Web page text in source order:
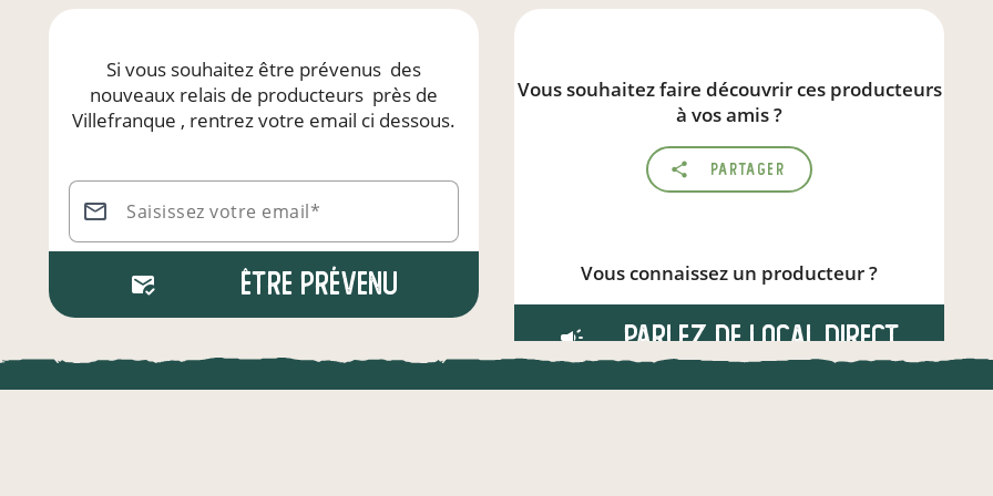
Si vous souhaitez être prévenus des
nouveaux relais de producteurs près de
Villefranque , rentrez votre email ci dessous.
Saisissez votre email*
Être prévenu
Vous souhaitez faire découvrir ces producteurs
à vos amis ?
Partager
Vous connaissez un producteur ?
Parlez de local.direct